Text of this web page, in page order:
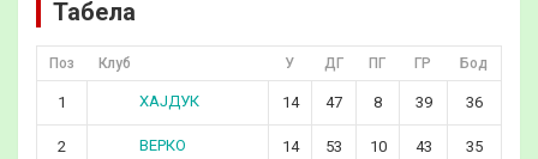
Табела
Поз Клуб У ДГ ПГ ГР Бод
1 ХАЈДУК 14 47 8 39 36
2 ВЕРКО 14 53 10 43 35